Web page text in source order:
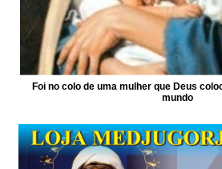
Foi no colo de uma mulher que Deus
mundo